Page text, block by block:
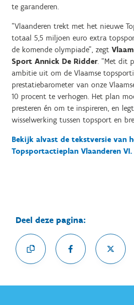
te garanderen.
“Vlaanderen trekt met het nieuwe
totaal 5,5 miljoen euro extra
de komende olympiade”, zegt
Sport Annick De Ridder. “Met dit
ambitie uit om de Vlaamse
prestatiebarometer van onze
10 procent te verhogen. Het plan
presteren én om te inspireren, en
wisselwerking tussen topsport en
Bekijk alvast de tekstversie van
Topsportactieplan Vlaanderen VI.
Deel deze pagina: